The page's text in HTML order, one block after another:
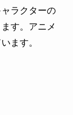
ラクターの
す。アニメ
ます。